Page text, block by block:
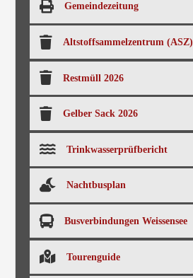
Gemeindezeitung
Altstoffsammelzentrum (ASZ)
Restmüll 2026
Gelber Sack 2026
Trinkwasserprüfbericht
Nachtbusplan
Busverbindungen Weissensee
Tourenguide